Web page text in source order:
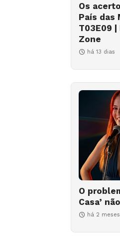
Os
País das
T03E09 |
Zone
há 13 dias
O
Casa’
há 2 meses